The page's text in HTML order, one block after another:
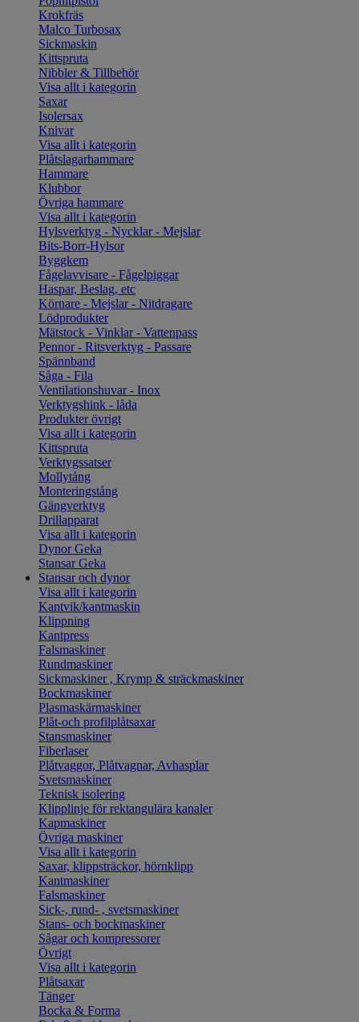
Krokfräs
Malco Turbosax
Sickmaskin
Kittspruta
Nibbler & Tillbehör
Visa allt i kategorin
Saxar
Isolersax
Knivar
Visa allt i kategorin
Plåtslagarhammare
Hammare
Klubbor
Övriga hammare
Visa allt i kategorin
Hylsverktyg - Nycklar - Mejslar
Bits-Borr-Hylsor
Byggkem
Fågelavvisare - Fågelpiggar
Haspar, Beslag, etc
Körnare - Mejslar - Nitdragare
Lödprodukter
Mätstock - Vinklar - Vattenpass
Pennor - Ritsverktyg - Passare
Spännband
Såga - Fila
Ventilationshuvar - Inox
Verktygshink - låda
Produkter övrigt
Visa allt i kategorin
Kittspruta
Verktygssatser
Mollytång
Monteringstång
Gängverktyg
Drillapparat
Visa allt i kategorin
Dynor Geka
Stansar Geka
Stansar och dynor
Visa allt i kategorin
Kantvik/kantmaskin
Klippning
Kantpress
Falsmaskiner
Rundmaskiner
Sickmaskiner , Krymp & sträckmaskiner
Bockmaskiner
Plasmaskärmaskiner
Plåt-och profilplåtsaxar
Stansmaskiner
Fiberlaser
Plåtvaggor, Plåtvagnar, Avhasplar
Svetsmaskiner
Teknisk isolering
Klipplinje för rektangulära kanaler
Kapmaskiner
Övriga maskiner
Visa allt i kategorin
Saxar, klippsträckor, hörnklipp
Kantmaskiner
Falsmaskiner
Sick-, rund- , svetsmaskiner
Stans- och bockmaskiner
Sågar och kompressorer
Övrigt
Visa allt i kategorin
Plåtsaxar
Tänger
Bocka & Forma